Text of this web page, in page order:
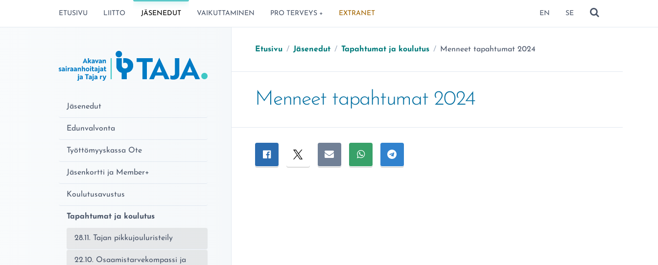
SIIRRY SIVUN SISÄLTÖÖN
ETUSIVU LIITTO JÄSENEDUT VAIKUTTAMINEN PRO TERVEYS + EXTRANET EN SE
NÄYTÄ HAKU
Etusivu / Jäsenedut / Tapahtumat ja koulutus / Olet täällä:
Menneet tapahtumat 2024
Menneet tapahtumat 2024
Jaa sivu
Jaa Facebookissa
Jaa TwitterissäJaa sähköpostitse
Jaa WhatsAppissa
Jaa Telegramissa
Jäsenedut
Edunvalvonta
Työttömyyskassa Ote
Jäsenkortti ja Member+
Koulutusavustus
Tapahtumat ja koulutus
28.11. Tajan pikkujouluristeily
22.10. Osaamistarvekompassi ja